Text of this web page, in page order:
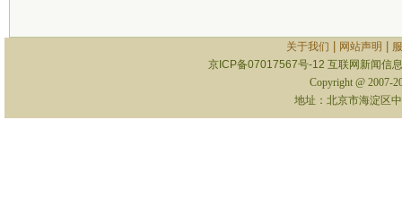
关于我们 网站声明
京ICP备07017567号-12 互联网新闻信
Copyright @ 2007-
地址：北京市海淀区